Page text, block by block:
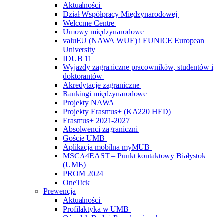
Aktualności
Dział Współpracy Międzynarodowej
Welcome Centre
Umowy międzynarodowe
valuEU (NAWA WUE) i EUNICE European
University
IDUB 11
Wyjazdy zagraniczne pracowników, studentów i
doktorantów
Akredytacje zagraniczne
Rankingi międzynarodowe
Projekty NAWA
Projekty Erasmus+ (KA220 HED)
Erasmus+ 2021-2027
Absolwenci zagraniczni
Goście UMB
Aplikacja mobilna myMUB
MSCA4EAST – Punkt kontaktowy Białystok
(UMB)
PROM 2024
OneTick
Prewencja
Aktualności
Profilaktyka w UMB